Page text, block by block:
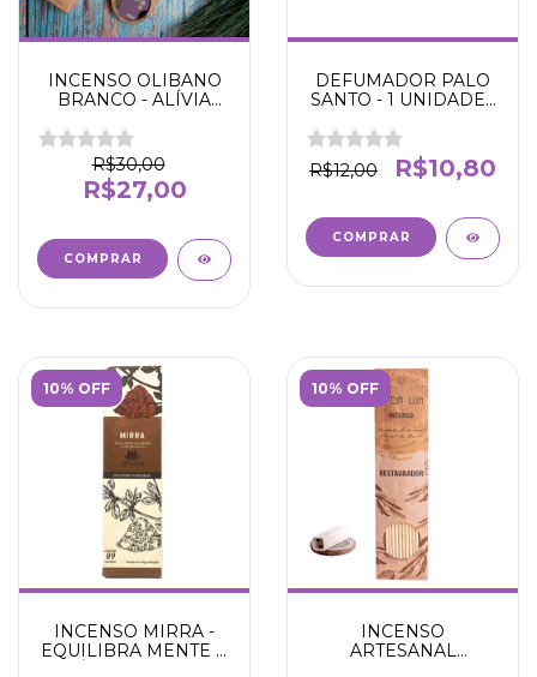
INCENSO OLIBANO
BRANCO - ALÍVIA
ANSIEDADEE PARA
MEDITAÇÃO -
SAGRADA MADRE
R$30,00
R$27,00
DEFUMADOR PALO
SANTO - 1 UNIDADE -
LIMPEZA DE
ENERGIA PESADA -
R$12,00 R$10,80
10% OFF
INCENSO MIRRA -
EQUILIBRA MENTE E
10% OFF
INCENSO
ARTESANAL